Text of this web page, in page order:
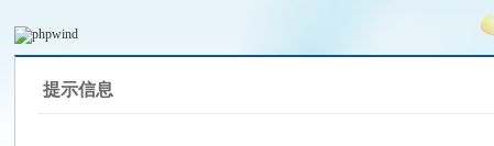
提示信息